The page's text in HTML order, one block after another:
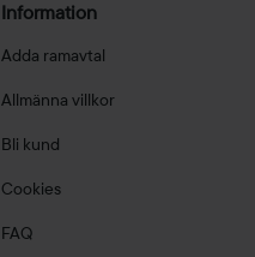
Information
Adda ramavtal
Allmänna villkor
Bli kund
Cookies
FAQ